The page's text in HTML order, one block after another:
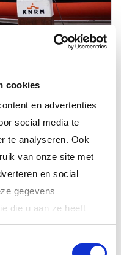
cookies
en advertenties
social media te
te analyseren. Ook
van onze site met
en social
gegevens
die u aan ze heeft
op basis van uw
station Urk
HOOGTE VAN
HET VERSCHIL